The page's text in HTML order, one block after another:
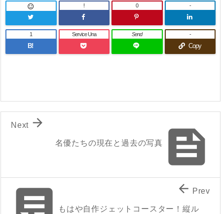
 ! 0 -
B!
1 Service Una Send
Copy
-

名優たちの現在と過去の写真

Next
もはや自作ジェットコースター！縦ル
 Prev